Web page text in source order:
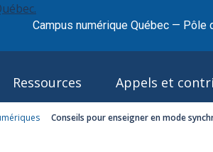
Campus numérique Québec — Pôle
Ressources Appels et
Conseils pour enseigner en mode